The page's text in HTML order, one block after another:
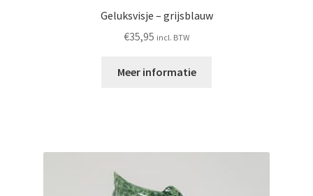
Geluksvisje – grijsblauw
€35,95 incl. BTW
Meer informatie